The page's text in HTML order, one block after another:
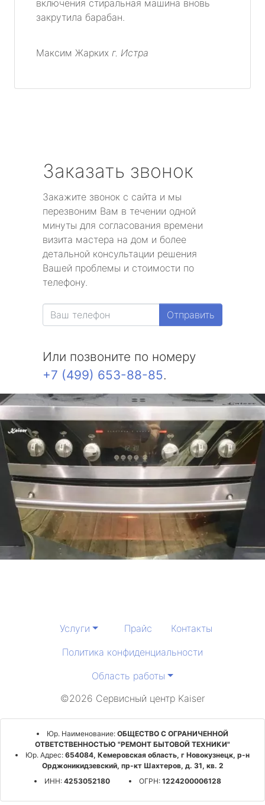
включения стиральная машина вновь
закрутила барабан.
Максим Жарких г. Истра
Заказать звонок
Закажите звонок с сайта и мы
перезвоним Вам в течении одной
минуты для согласования времени
визита мастера на дом и более
детальной консультации решения
Вашей проблемы и стоимости по
телефону.
Отправить
Или позвоните по номеру
+7 (499) 653-88-85.
Услуги Прайс
Контакты
Политика конфиденциальности
Область работы
©2026 Сервисный центр Kaiser
Юр. Наименование: ОБЩЕСТВО С ОГРАНИЧЕННОЙ
ОТВЕТСТВЕННОСТЬЮ "РЕМОНТ БЫТОВОЙ ТЕХНИКИ"
Юр. Адрес: 654084, Кемеровская область, г Новокузнецк, р-н
Орджоникидзевский, пр-кт Шахтеров, д. 31, кв. 2
ИНН: 4253052180 ОГРН: 1224200006128